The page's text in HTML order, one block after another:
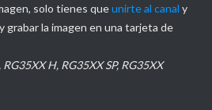
solo tienes queunirte al canal y
grabar la imagen en una tarjeta de
H, RG35XX SP, RG35XX